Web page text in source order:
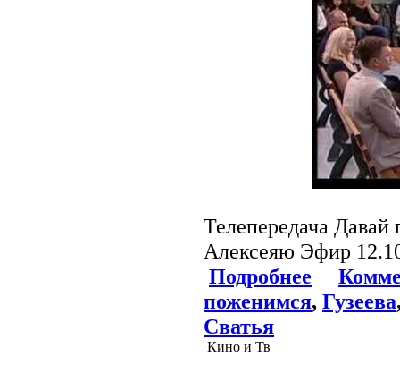
Телепередача
Алексеяю Эфир
Подробнее
поженимся, Гузеева
Сватья
Кино и Тв